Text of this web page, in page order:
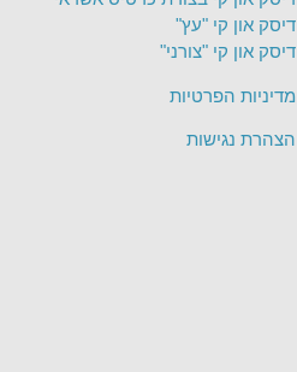
דיסק און קי "עץ"
דיסק און קי "צורני"
מדיניות הפרטיות
הצהרת נגישות